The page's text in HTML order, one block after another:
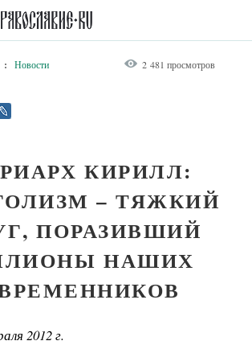
: Новости 2 481 просмотров
КИРИЛЛ:
– ТЯЖКИЙ
ПОРАЗИВШИЙ
НАШИХ
2012 г.